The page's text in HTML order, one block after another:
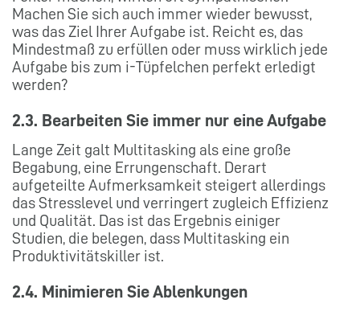
Machen Sie sich auch immer wieder bewusst,
was das Ziel Ihrer Aufgabe ist. Reicht es, das
Mindestmaß zu erfüllen oder muss wirklich jede
Aufgabe bis zum i-Tüpfelchen perfekt erledigt
werden?
2.3. Bearbeiten Sie immer nur eine Aufgabe
Lange Zeit galt Multitasking als eine große
Begabung, eine Errungenschaft. Derart
aufgeteilte Aufmerksamkeit steigert allerdings
das Stresslevel und verringert zugleich Effizienz
und Qualität. Das ist das Ergebnis einiger
Studien, die belegen, dass Multitasking ein
Produktivitätskiller ist.
2.4. Minimieren Sie Ablenkungen